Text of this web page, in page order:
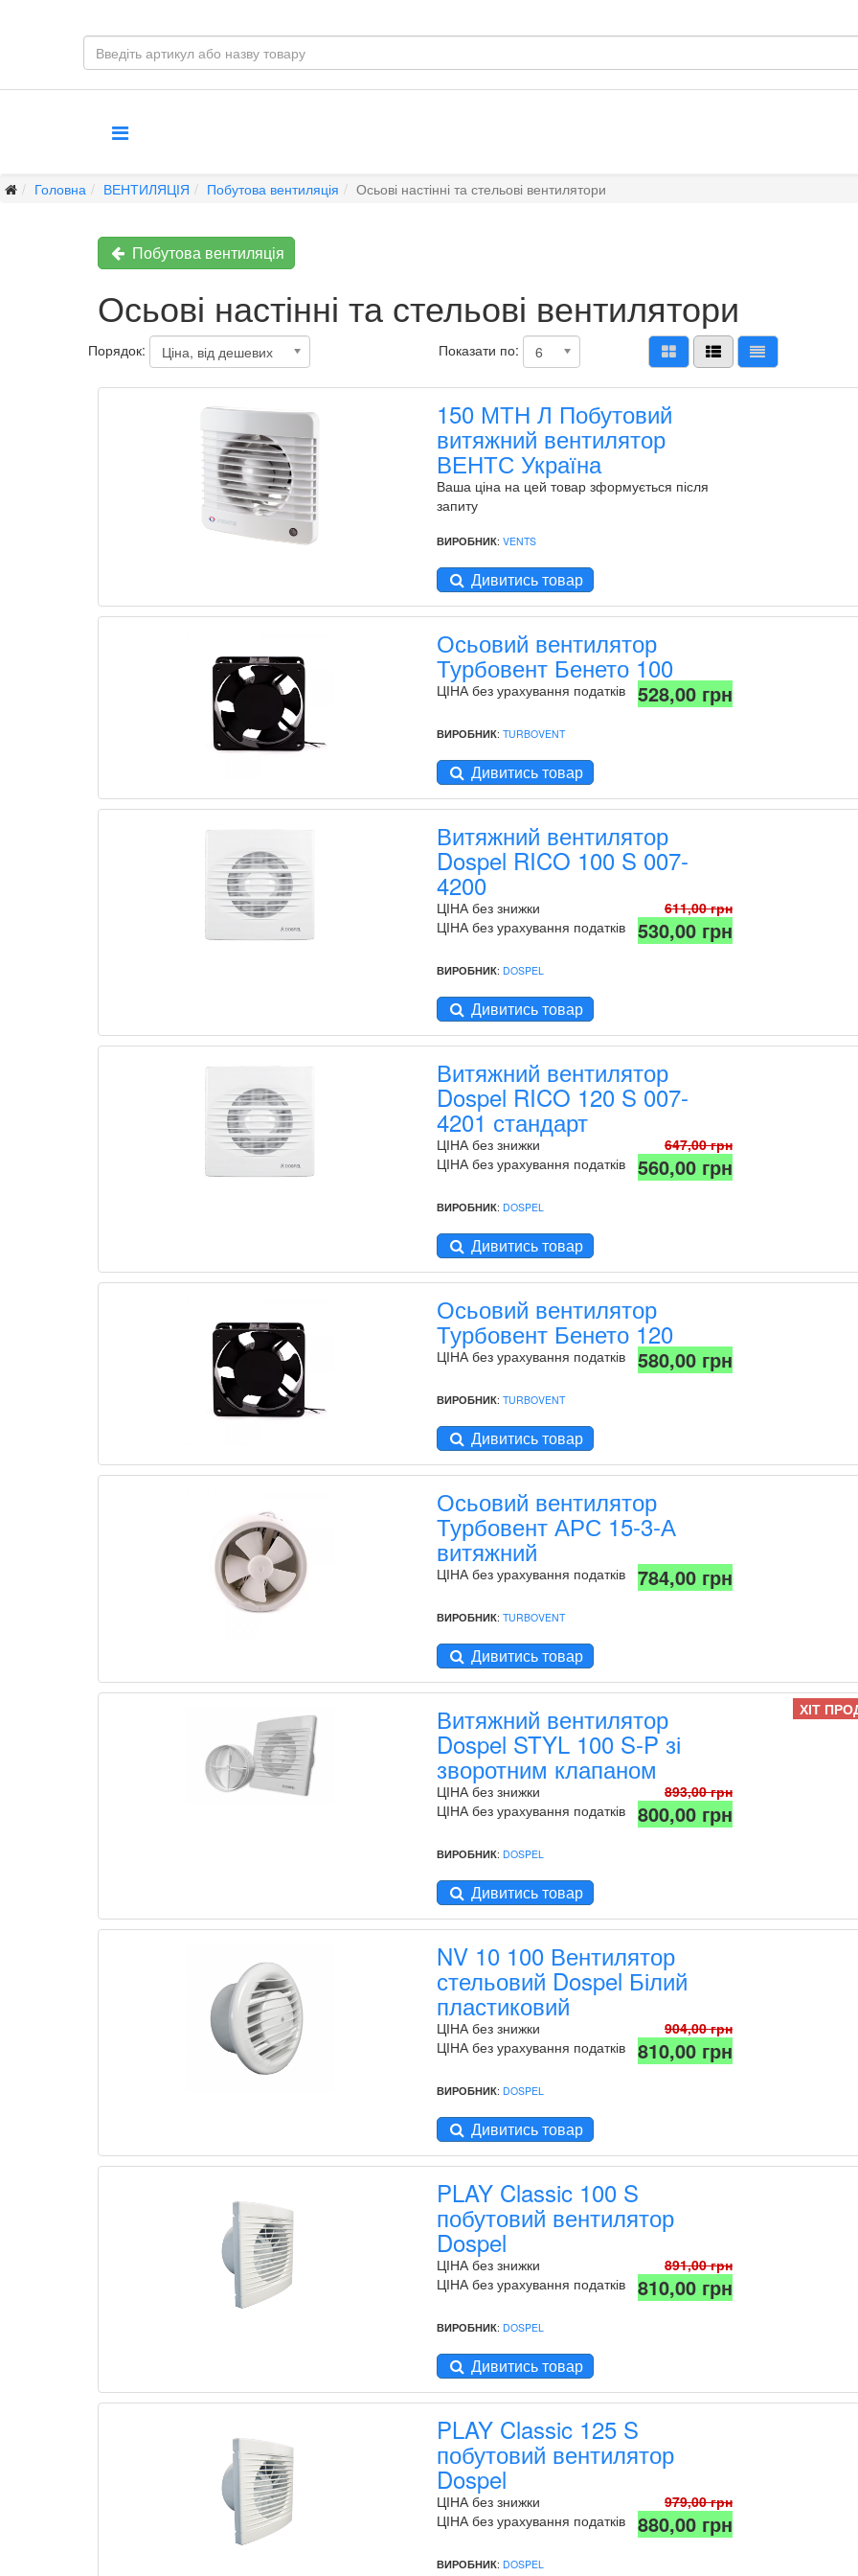
Головна ВЕНТИЛЯЦІЯ Побутова вентиляція Осьові настінні та стельові вентилятори
Побутова вентиляція
Осьові настінні та стельові вентилятори
Порядок: Ціна, від дешевих Показати по: 6
150 МТН Л Побутовий
витяжний вентилятор
ВЕНТС Україна
Ваша ціна на цей товар зформується після
запиту
ВИРОБНИК: VENTS
Дивитись товар
Осьовий вентилятор
Турбовент Бенето 100
ЦІНА без урахування податків 528,00 грн
ВИРОБНИК: TURBOVENT
Дивитись товар
Витяжний вентилятор
Dospel RICO 100 S 007-
4200
ЦІНА без знижки
611,00 грн
ЦІНА без урахування податків
530,00 грн
ВИРОБНИК: DOSPEL
Дивитись товар
Витяжний вентилятор
Dospel RICO 120 S 007-
4201 стандарт
ЦІНА без знижки
647,00 грн
ЦІНА без урахування податків
560,00 грн
ВИРОБНИК: DOSPEL
Дивитись товар
Осьовий вентилятор
Турбовент Бенето 120
ЦІНА без урахування податків 580,00 грн
ВИРОБНИК: TURBOVENT
Дивитись товар
Осьовий вентилятор
Турбовент АРС 15-3-А
витяжний
ЦІНА без урахування податків 784,00 грн
ВИРОБНИК: TURBOVENT
Дивитись товар
ХІТ
Витяжний вентилятор
Dospel STYL 100 S-P зі
зворотним клапаном
ЦІНА без знижки
893,00 грн
ЦІНА без урахування податків
800,00 грн
ВИРОБНИК: DOSPEL
Дивитись товар
NV 10 100 Вентилятор
стельовий Dospel Білий
пластиковий
ЦІНА без знижки
904,00 грн
ЦІНА без урахування податків
810,00 грн
ВИРОБНИК: DOSPEL
Дивитись товар
PLAY Classic 100 S
побутовий вентилятор
Dospel
ЦІНА без знижки
891,00 грн
ЦІНА без урахування податків
810,00 грн
ВИРОБНИК: DOSPEL
Дивитись товар
PLAY Classic 125 S
побутовий вентилятор
Dospel
ЦІНА без знижки
979,00 грн
ЦІНА без урахування податків
880,00 грн
ВИРОБНИК: DOSPEL